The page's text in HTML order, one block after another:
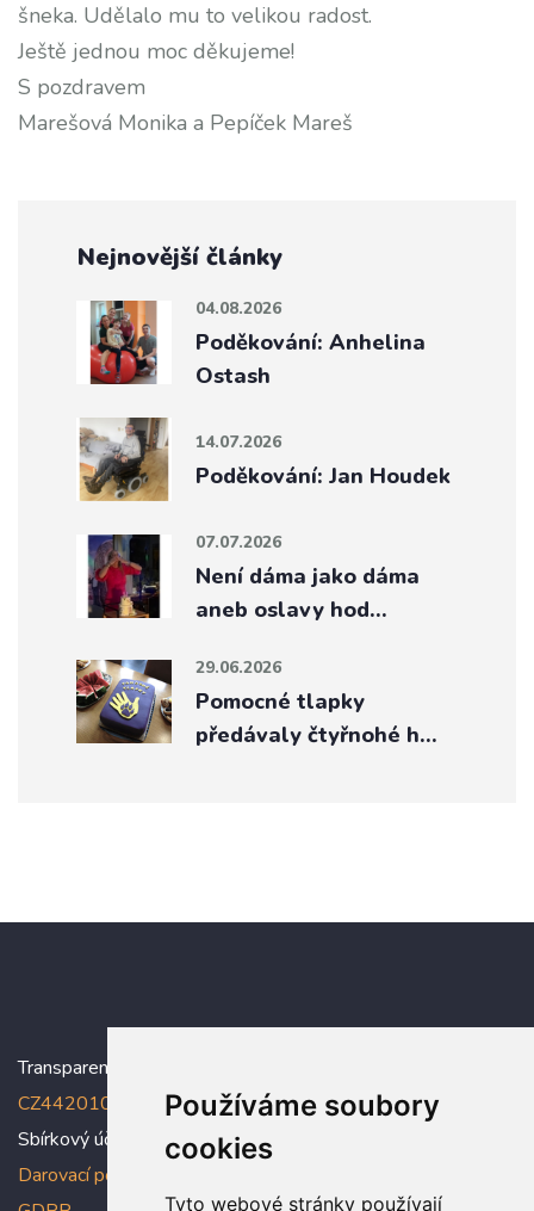
Používáme soubory
cookies
Tyto webové stránky používají
šneka. Udělalo mu to velikou radost.
Ještě jednou moc děkujeme!
S pozdravem
Marešová Monika a Pepíček Mareš
Nejnovější články
04.08.2026
Poděkování: Anhelina
Ostash
14.07.2026
Poděkování: Jan Houdek
07.07.2026
Není dáma jako dáma
aneb oslavy hod…
29.06.2026
Pomocné tlapky
předávaly čtyřnohé h…
Transparentní účet:
CZ4420100000005005005006
Sbírkový účet: 5005005022/2010
Darovací podmínky